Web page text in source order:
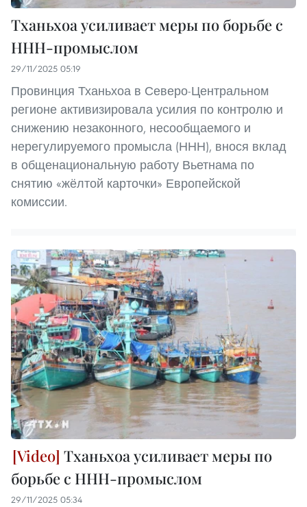
Тханьхоа усиливает меры по борьбе с
ННН-промыслом
29/11/2025 05:19
Провинция Тханьхоа в Северо-Центральном
регионе активизировала усилия по контролю и
снижению незаконного, несообщаемого и
нерегулируемого промысла (ННН), внося вклад
в общенациональную работу Вьетнама по
снятию «жёлтой карточки» Европейской
комиссии.
Тханьхоа усиливает меры по
борьбе с ННН-промыслом
29/11/2025 05:34